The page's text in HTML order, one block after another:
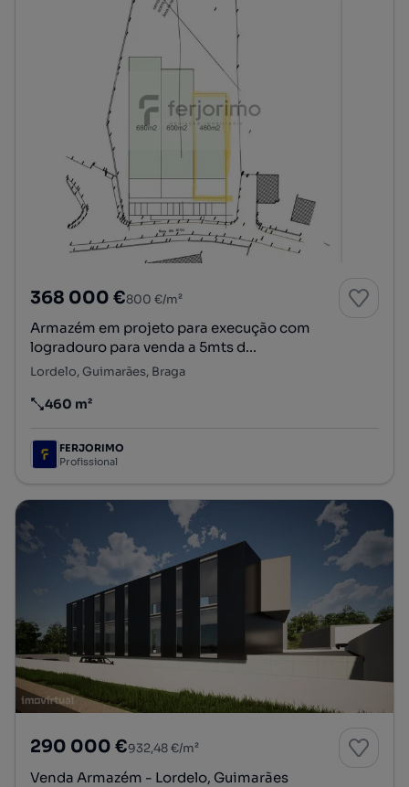
368 000 €800 €/m²
Armazém em projeto para execução com
logradouro para venda a 5mts d...
Lordelo, Guimarães, Braga
Preço por metro quadrado
460 m²
FERJORIMO
Profissional
290 000 €932,48 €/m²
Venda Armazém - Lordelo, Guimarães